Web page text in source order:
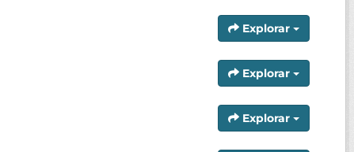
Explorar
Explorar
Explorar